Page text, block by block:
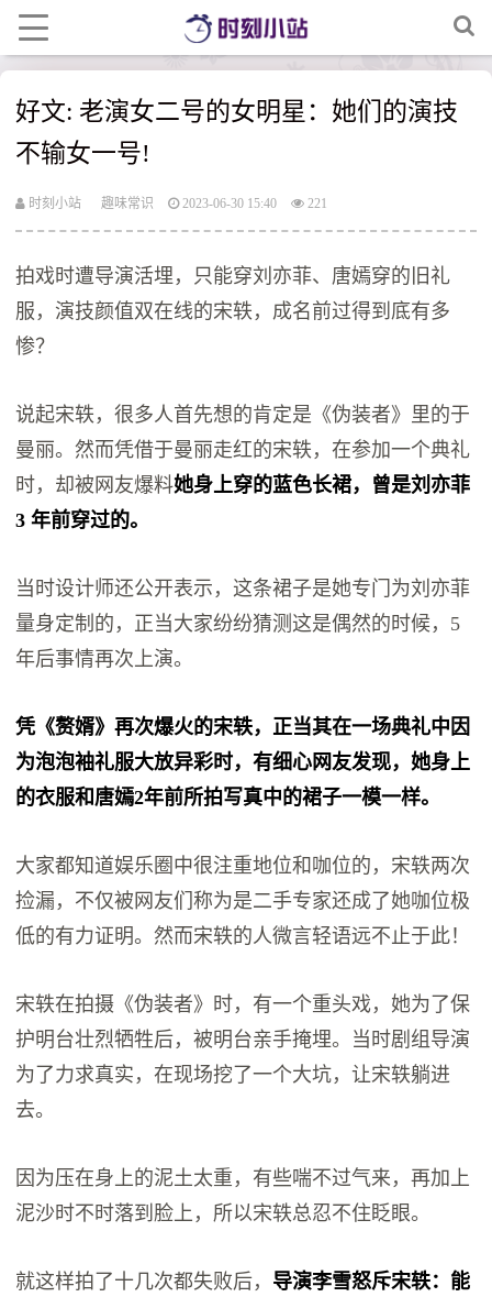
好文: 老演女二号的女明星：她们的演技
不输女一号!
时刻小站 趣味常识 2023-06-30 15:40 221
拍戏时遭导演活埋，只能穿刘亦菲、唐嫣穿的旧礼
服，演技颜值双在线的宋轶，成名前过得到底有多
惨？
说起宋轶，很多人首先想的肯定是《伪装者》里的于
曼丽。然而凭借于曼丽走红的宋轶，在参加一个典礼
时，却被网友爆料她身上穿的蓝色长裙，曾是刘亦菲
3 年前穿过的。
当时设计师还公开表示，这条裙子是她专门为刘亦菲
量身定制的，正当大家纷纷猜测这是偶然的时候，5
年后事情再次上演。
凭《赘婿》再次爆火的宋轶，正当其在一场典礼中因
为泡泡袖礼服大放异彩时，有细心网友发现，她身上
的衣服和唐嫣2年前所拍写真中的裙子一模一样。
大家都知道娱乐圈中很注重地位和咖位的，宋轶两次
捡漏，不仅被网友们称为是二手专家还成了她咖位极
低的有力证明。然而宋轶的人微言轻语远不止于此！
宋轶在拍摄《伪装者》时，有一个重头戏，她为了保
护明台壮烈牺牲后，被明台亲手掩埋。当时剧组导演
为了力求真实，在现场挖了一个大坑，让宋轶躺进
去。
因为压在身上的泥土太重，有些喘不过气来，再加上
泥沙时不时落到脸上，所以宋轶总忍不住眨眼。
就这样拍了十几次都失败后， 导演李雪怒斥宋轶：能